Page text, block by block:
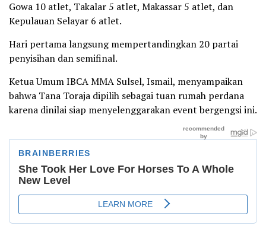
Gowa 10 atlet, Takalar 5 atlet, Makassar 5 atlet, dan
Kepulauan Selayar 6 atlet.
Hari pertama langsung mempertandingkan 20 partai
penyisihan dan semifinal.
Ketua Umum IBCA MMA Sulsel, Ismail, menyampaikan
bahwa Tana Toraja dipilih sebagai tuan rumah perdana
karena dinilai siap menyelenggarakan event bergengsi ini.